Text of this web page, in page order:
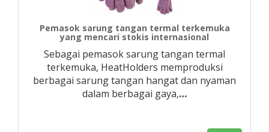
Pemasok sarung tangan termal terkemuka
yang mencari stokis internasional
Sebagai pemasok sarung tangan termal
terkemuka, HeatHolders memproduksi
berbagai sarung tangan hangat dan nyaman
dalam berbagai gaya,…